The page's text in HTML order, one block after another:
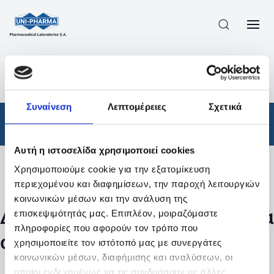
Συναίνεση Λεπτομέρειες Σχετικά
Αυτή η ιστοσελίδα χρησιμοποιεί cookies
Χρησιμοποιούμε cookie για την εξατομίκευση
περιεχομένου και διαφημίσεων, την παροχή λειτουργιών
κοινωνικών μέσων και την ανάλυση της
επισκεψιμότητάς μας. Επιπλέον, μοιραζόμαστε
πληροφορίες που αφορούν τον τρόπο που
χρησιμοποιείτε τον ιστότοπό μας με συνεργάτες
κοινωνικών μέσων, διαφήμισης και αναλύσεων, οι
οποίοι ενδεχομένως να τις συνδυάσουν με άλλες
ΠΡΟΪΟΝΤΑ
ΑΠΟΤΕΛΕΣΜΑΤΑ ΑΝΑΖΗΤΗΣΗΣ
Φάρμακα
Φίλτρα
Δεν βρέθηκαν προϊόντα με τα
συγκεκριμένα φίλτρα